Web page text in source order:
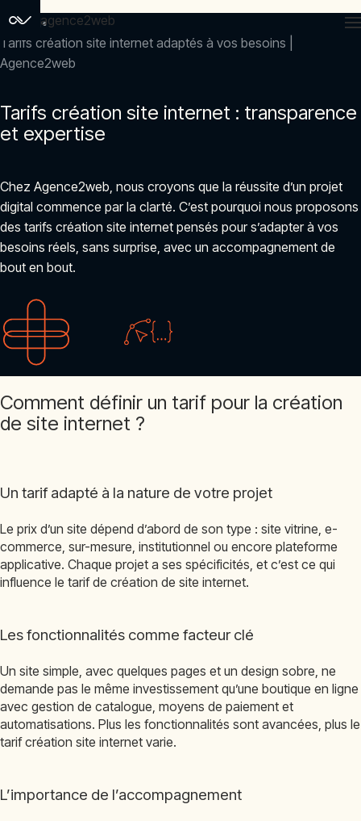
agence2web
Accueil
Tarifs création site internet adaptés à vos besoins |
Agence2web
Tarifs création site internet : transparence
et expertise
Chez Agence2web, nous croyons que la réussite d’un projet
digital commence par la clarté. C’est pourquoi nous proposons
des tarifs création site internet pensés pour s’adapter à vos
besoins réels, sans surprise, avec un accompagnement de
bout en bout.
Comment définir un tarif pour la création
de site internet ?
Un tarif adapté à la nature de votre projet
Le prix d’un site dépend d’abord de son type : site vitrine, e-
commerce, sur-mesure, institutionnel ou encore plateforme
applicative. Chaque projet a ses spécificités, et c’est ce qui
influence le tarif de création de site internet.
Les fonctionnalités comme facteur clé
Un site simple, avec quelques pages et un design sobre, ne
demande pas le même investissement qu’une boutique en ligne
avec gestion de catalogue, moyens de paiement et
automatisations. Plus les fonctionnalités sont avancées, plus le
tarif création site internet varie.
L’importance de l’accompagnement